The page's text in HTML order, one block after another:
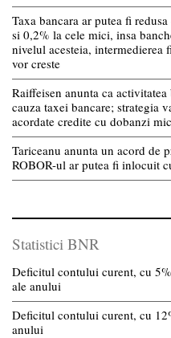
Taxa bancara ar putea fi
si 0,2% la cele mici, insa
nivelul acesteia, intermedierea
vor creste
Raiffeisen anunta ca
cauza taxei bancare; strategia
acordate credite cu dobanzi
Tariceanu anunta un acord de
ROBOR-ul ar putea fi inlocuit
Statistici BNR
Deficitul contului curent, cu
ale anului
Deficitul contului curent, cu
anului